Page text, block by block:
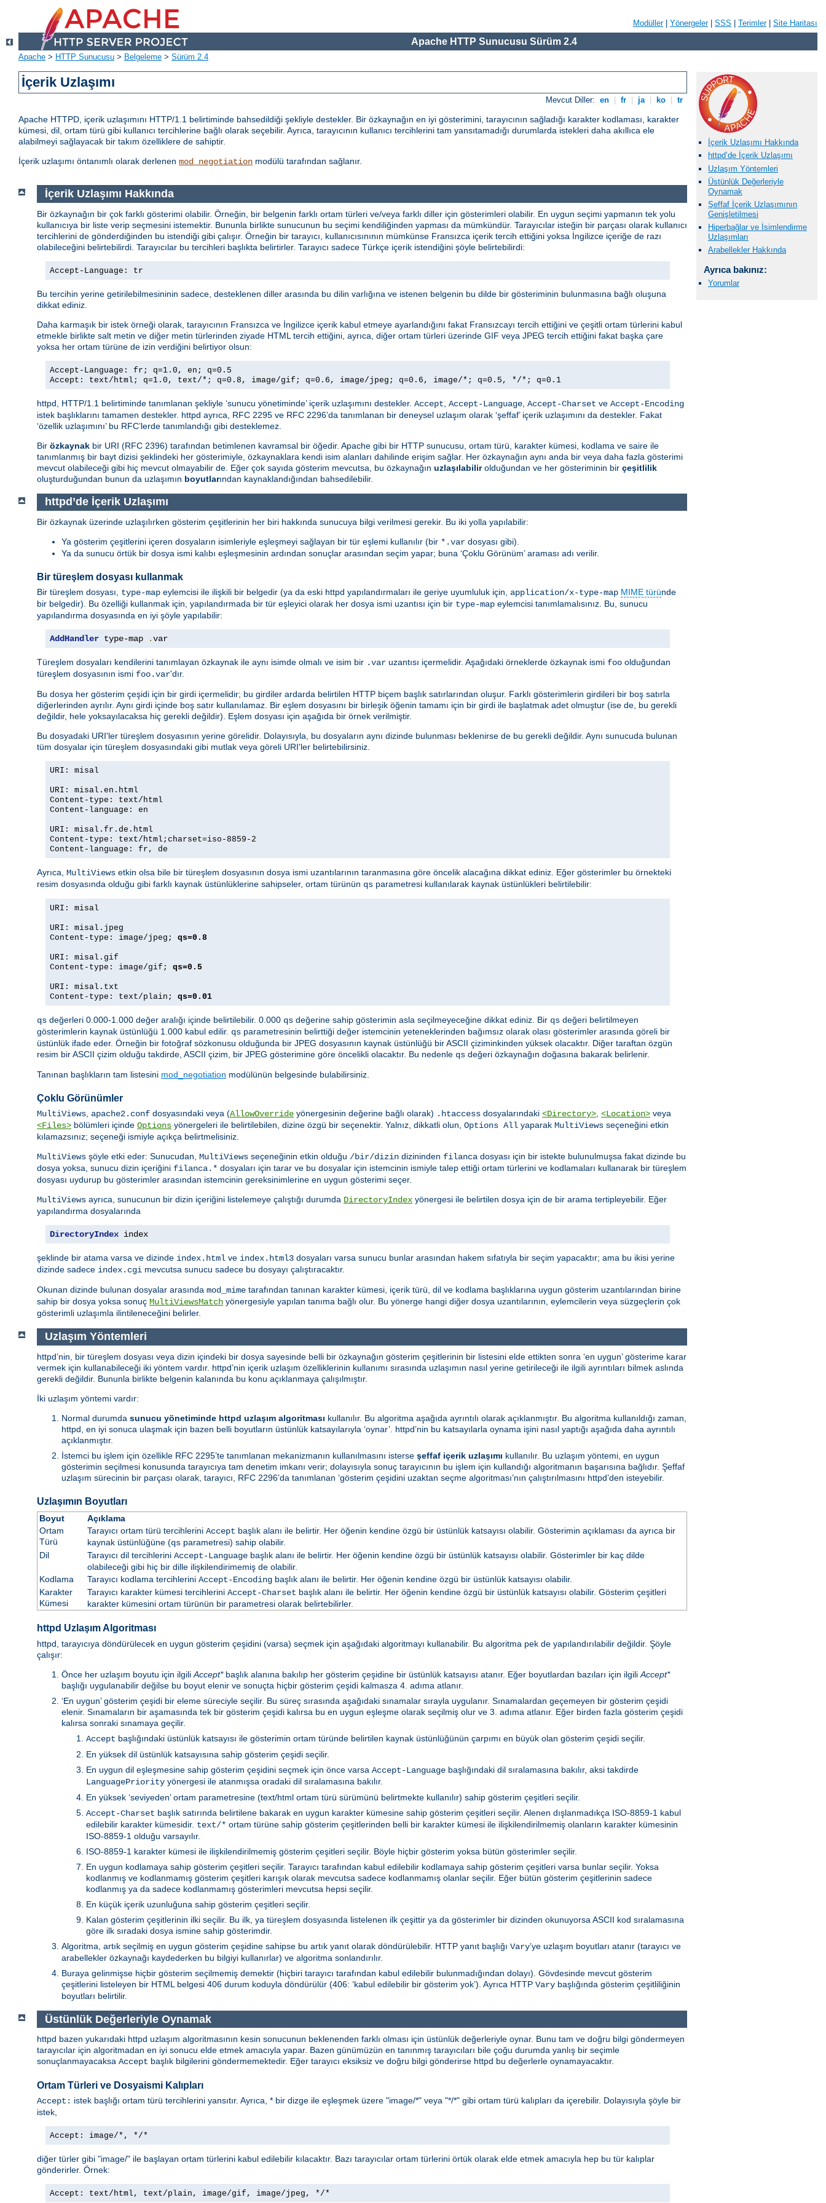
Modüller| Yönergeler| SSS Terimler| Site Haritası
Apache HTTP Sunucusu Sürüm 2.4
Apache > HTTP Sunucusu > Belgeleme > Sürüm 2.4
İçerik Uzlaşımı
Mevcut Diller: en fr ja ko tr
Apache HTTPD, içerik uzlaşımını HTTP/1.1 belirtiminde bahsedildiği şekliyle destekler. Bir özkaynağın en iyi gösterimini, tarayıcının sağladığı karakter kodlaması, karakter
kümesi, dil, ortam türü gibi kullanıcı tercihlerine bağlı olarak seçebilir. Ayrıca, tarayıcının kullanıcı tercihlerini tam yansıtamadığı durumlarda istekleri daha akıllıca ele
alabilmeyi sağlayacak bir takım özelliklere de sahiptir.
İçerik uzlaşımı öntanımlı olarak derlenen mod_negotiation modülü tarafından sağlanır.
İçerik Uzlaşımı Hakkında
httpd’de İçerik Uzlaşımı
Uzlaşım Yöntemleri
Üstünlük Değerleriyle
Oynamak
Şeffaf İçerik Uzlaşımının
Genişletilmesi
Hiperbağlar ve İsimlendirme
Uzlaşımları
Arabellekler Hakkında
Ayrıca bakınız:
Yorumlar
İçerik Uzlaşımı Hakkında
Bir özkaynağın bir çok farklı gösterimi olabilir. Örneğin, bir belgenin farklı ortam türleri ve/veya farklı diller için gösterimleri olabilir. En uygun seçimi yapmanın tek yolu
kullanıcıya bir liste verip seçmesini istemektir. Bununla birlikte sunucunun bu seçimi kendiliğinden yapması da mümkündür. Tarayıcılar isteğin bir parçası olarak kullanıcı
tercihlerini de gönderdiğinden bu istendiği gibi çalışır. Örneğin bir tarayıcı, kullanıcısınının mümkünse Fransızca içerik tercih ettiğini yoksa İngilizce içeriğe de razı
olabileceğini belirtebilirdi. Tarayıcılar bu tercihleri başlıkta belirtirler. Tarayıcı sadece Türkçe içerik istendiğini şöyle belirtebilirdi:
Accept-Language: tr
Bu tercihin yerine getirilebilmesininin sadece, desteklenen diller arasında bu dilin varlığına ve istenen belgenin bu dilde bir gösteriminin bulunmasına bağlı oluşuna
dikkat ediniz.
Daha karmaşık bir istek örneği olarak, tarayıcının Fransızca ve İngilizce içerik kabul etmeye ayarlandığını fakat Fransızcayı tercih ettiğini ve çeşitli ortam türlerini kabul
etmekle birlikte salt metin ve diğer metin türlerinden ziyade HTML tercih ettiğini, ayrıca, diğer ortam türleri üzerinde GIF veya JPEG tercih ettiğini fakat başka çare
yoksa her ortam türüne de izin verdiğini belirtiyor olsun:
Accept-Language: fr; q=1.0, en; q=0.5
Accept: text/html; q=1.0, text/*; q=0.8, image/gif; q=0.6, image/jpeg; q=0.6, image/*; q=0.5, */*; q=0.1
httpd, HTTP/1.1 belirtiminde tanımlanan şekliyle ‘sunucu yönetiminde’ içerik uzlaşımını destekler. Accept Accept-Language Accept-Charset ve Accept-Encoding
istek başlıklarını tamamen destekler. httpd ayrıca, RFC 2295 ve RFC 2296’da tanımlanan bir deneysel uzlaşım olarak ‘şeffaf’ içerik uzlaşımını da destekler. Fakat
‘özellik uzlaşımını’ bu RFC’lerde tanımlandığı gibi desteklemez.
Bir özkaynak bir URI (RFC 2396) tarafından betimlenen kavramsal bir öğedir. Apache gibi bir HTTP sunucusu, ortam türü, karakter kümesi, kodlama ve saire ile
tanımlanmış bir bayt dizisi şeklindeki her gösterimiyle, özkaynaklara kendi isim alanları dahilinde erişim sağlar. Her özkaynağın aynı anda bir veya daha fazla gösterimi
mevcut olabileceği gibi hiç mevcut olmayabilir de. Eğer çok sayıda gösterim mevcutsa, bu özkaynağın uzlaşılabilirolduğundan ve her gösteriminin bir çeşitlilik
oluşturduğundan bunun da uzlaşımın boyutlarından kaynaklandığından bahsedilebilir.
httpd’de İçerik Uzlaşımı
Bir özkaynak üzerinde uzlaşılırken gösterim çeşitlerinin her biri hakkında sunucuya bilgi verilmesi gerekir. Bu iki yolla yapılabilir:
Ya gösterim çeşitlerini içeren dosyaların isimleriyle eşleşmeyi sağlayan bir tür eşlemi kullanılır (bir *.var dosyası gibi).
Ya da sunucu örtük bir dosya ismi kalıbı eşleşmesinin ardından sonuçlar arasından seçim yapar; buna ‘Çoklu Görünüm’ araması adı verilir.
Bir türeşlem dosyası kullanmak
Bir türeşlem dosyası, type-map eylemcisi ile ilişkili bir belgedir (ya da eski httpd yapılandırmaları ile geriye uyumluluk için, application/x-type-map MIME türünde
bir belgedir). Bu özelliği kullanmak için, yapılandırmada bir tür eşleyici olarak her dosya ismi uzantısı için bir type-map eylemcisi tanımlamalısınız. Bu, sunucu
yapılandırma dosyasında en iyi şöyle yapılabilir:
AddHandler type-map .var
Türeşlem dosyaları kendilerini tanımlayan özkaynak ile aynı isimde olmalı ve isim bir .var uzantısı içermelidir. Aşağıdaki örneklerde özkaynak ismi foo olduğundan
türeşlem dosyasının ismi foo.var'dır.
Bu dosya her gösterim çeşidi için bir girdi içermelidir; bu girdiler ardarda belirtilen HTTP biçem başlık satırlarından oluşur. Farklı gösterimlerin girdileri bir boş satırla
diğerlerinden ayrılır. Aynı girdi içinde boş satır kullanılamaz. Bir eşlem dosyasını bir birleşik öğenin tamamı için bir girdi ile başlatmak adet olmuştur (ise de, bu gerekli
değildir, hele yoksayılacaksa hiç gerekli değildir). Eşlem dosyası için aşağıda bir örnek verilmiştir.
Bu dosyadaki URI'ler türeşlem dosyasının yerine görelidir. Dolayısıyla, bu dosyaların aynı dizinde bulunması beklenirse de bu gerekli değildir. Aynı sunucuda bulunan
tüm dosyalar için türeşlem dosyasındaki gibi mutlak veya göreli URI'ler belirtebilirsiniz.
URI: misal
URI: misal.en.html
Content-type: text/html
Content-language: en
URI: misal.fr.de.html
Content-type: text/html;charset=iso-8859-2
Content-language: fr, de
Ayrıca, MultiViews etkin olsa bile bir türeşlem dosyasının dosya ismi uzantılarının taranmasına göre öncelik alacağına dikkat ediniz. Eğer gösterimler bu örnekteki
resim dosyasında olduğu gibi farklı kaynak üstünlüklerine sahipseler, ortam türünün qs parametresi kullanılarak kaynak üstünlükleri belirtilebilir:
URI: misal
URI: misal.jpeg
Content-type: image/jpeg; qs=0.8
URI: misal.gif
Content-type: image/gif; qs=0.5
URI: misal.txt
Content-type: text/plain; qs=0.01
qs değerleri 0.000-1.000 değer aralığı içinde belirtilebilir. 0.000 qs değerine sahip gösterimin asla seçilmeyeceğine dikkat ediniz. Bir qs değeri belirtilmeyen
gösterimlerin kaynak üstünlüğü 1.000 kabul edilir. qs parametresinin belirttiği değer istemcinin yeteneklerinden bağımsız olarak olası gösterimler arasında göreli bir
üstünlük ifade eder. Örneğin bir fotoğraf sözkonusu olduğunda bir JPEG dosyasının kaynak üstünlüğü bir ASCII çiziminkinden yüksek olacaktır. Diğer taraftan özgün
resim bir ASCII çizim olduğu takdirde, ASCII çizim, bir JPEG gösterimine göre öncelikli olacaktır. Bu nedenle qs değeri özkaynağın doğasına bakarak belirlenir.
Tanınan başlıkların tam listesini mod_negotiation modülünün belgesinde bulabilirsiniz.
Çoklu Görünümler
MultiViews, apache2.conf dosyasındaki veya (AllowOverride yönergesinin değerine bağlı olarak) .htaccess dosyalarındaki <Directory>, <Location> veya
<Files> bölümleri içinde Options yönergeleri ile belirtilebilen, dizine özgü bir seçenektir. Yalnız, dikkatli olun, Options All yaparak MultiViews seçeneğini etkin
kılamazsınız; seçeneği ismiyle açıkça belirtmelisiniz.
MultiViews şöyle etki eder: Sunucudan, MultiViews seçeneğinin etkin olduğu /bir/dizin dizininden filanca dosyası için bir istekte bulunulmuşsa fakat dizinde bu
dosya yoksa, sunucu dizin içeriğini filanca.* dosyaları için tarar ve bu dosyalar için istemcinin ismiyle talep ettiği ortam türlerini ve kodlamaları kullanarak bir türeşlem
dosyası uydurup bu gösterimler arasından istemcinin gereksinimlerine en uygun gösterimi seçer.
MultiViews ayrıca, sunucunun bir dizin içeriğini listelemeye çalıştığı durumda DirectoryIndex yönergesi ile belirtilen dosya için de bir arama tertipleyebilir. Eğer
yapılandırma dosyalarında
DirectoryIndex index
şeklinde bir atama varsa ve dizinde index.html ve index.html3 dosyaları varsa sunucu bunlar arasından hakem sıfatıyla bir seçim yapacaktır; ama bu ikisi yerine
dizinde sadece index.cgi mevcutsa sunucu sadece bu dosyayı çalıştıracaktır.
Okunan dizinde bulunan dosyalar arasında mod_mime tarafından tanınan karakter kümesi, içerik türü, dil ve kodlama başlıklarına uygun gösterim uzantılarından birine
sahip bir dosya yoksa sonuç MultiViewsMatch yönergesiyle yapılan tanıma bağlı olur. Bu yönerge hangi diğer dosya uzantılarının, eylemcilerin veya süzgeçlerin çok
gösterimli uzlaşımla ilintileneceğini belirler.
Uzlaşım Yöntemleri
httpd’nin, bir türeşlem dosyası veya dizin içindeki bir dosya sayesinde belli bir özkaynağın gösterim çeşitlerinin bir listesini elde ettikten sonra ‘en uygun’ gösterime karar
vermek için kullanabileceği iki yöntem vardır. httpd’nin içerik uzlaşım özelliklerinin kullanımı sırasında uzlaşımın nasıl yerine getirileceği ile ilgili ayrıntıları bilmek aslında
gerekli değildir. Bununla birlikte belgenin kalanında bu konu açıklanmaya çalışılmıştır.
İki uzlaşım yöntemi vardır:
Normal durumda sunucu yönetiminde httpd uzlaşım algoritması kullanılır. Bu algoritma aşağıda ayrıntılı olarak açıklanmıştır. Bu algoritma kullanıldığı zaman,
httpd, en iyi sonuca ulaşmak için bazen belli boyutların üstünlük katsayılarıyla ‘oynar’. httpd’nin bu katsayılarla oynama işini nasıl yaptığı aşağıda daha ayrıntılı
açıklanmıştır.
İstemci bu işlem için özellikle RFC 2295’te tanımlanan mekanizmanın kullanılmasını isterse şeffaf içerik uzlaşımı kullanılır. Bu uzlaşım yöntemi, en uygun
gösterimin seçilmesi konusunda tarayıcıya tam denetim imkanı verir; dolayısıyla sonuç tarayıcının bu işlem için kullandığı algoritmanın başarısına bağlıdır. Şeffaf
uzlaşım sürecinin bir parçası olarak, tarayıcı, RFC 2296’da tanımlanan ‘gösterim çeşidini uzaktan seçme algoritması’nın çalıştırılmasını httpd’den isteyebilir.
Uzlaşımın Boyutları
Boyut
Açıklama
Ortam
Türü
Tarayıcı ortam türü tercihlerini Accept başlık alanı ile belirtir. Her öğenin kendine özgü bir üstünlük katsayısı olabilir. Gösterimin açıklaması da ayrıca bir
kaynak üstünlüğüne (qsparametresi) sahip olabilir.
Dil
Tarayıcı dil tercihlerini Accept-Languagebaşlık alanı ile belirtir. Her öğenin kendine özgü bir üstünlük katsayısı olabilir. Gösterimler bir kaç dilde
olabileceği gibi hiç bir dille ilişkilendirimemiş de olabilir.
Kodlama
Tarayıcı kodlama tercihlerini Accept-Encodingbaşlık alanı ile belirtir. Her öğenin kendine özgü bir üstünlük katsayısı olabilir.
Karakter
Kümesi
Tarayıcı karakter kümesi tercihlerini Accept-Charset başlık alanı ile belirtir. Her öğenin kendine özgü bir üstünlük katsayısı olabilir. Gösterim çeşitleri
karakter kümesini ortam türünün bir parametresi olarak belirtebilirler.
httpd Uzlaşım Algoritması
httpd, tarayıcıya döndürülecek en uygun gösterim çeşidini (varsa) seçmek için aşağıdaki algoritmayı kullanabilir. Bu algoritma pek de yapılandırılabilir değildir. Şöyle
çalışır:
Önce her uzlaşım boyutu için ilgili Accept*başlık alanına bakılıp her gösterim çeşidine bir üstünlük katsayısı atanır. Eğer boyutlardan bazıları için ilgili Accept*
başlığı uygulanabilir değilse bu boyut elenir ve sonuçta hiçbir gösterim çeşidi kalmasza 4. adıma atlanır.
‘En uygun’ gösterim çeşidi bir eleme süreciyle seçilir. Bu süreç sırasında aşağıdaki sınamalar sırayla uygulanır. Sınamalardan geçemeyen bir gösterim çeşidi
elenir. Sınamaların bir aşamasında tek bir gösterim çeşidi kalırsa bu en uygun eşleşme olarak seçilmiş olur ve 3. adıma atlanır. Eğer birden fazla gösterim çeşidi
kalırsa sonraki sınamaya geçilir.
Accept başlığındaki üstünlük katsayısı ile gösterimin ortam türünde belirtilen kaynak üstünlüğünün çarpımı en büyük olan gösterim çeşidi seçilir.
En yüksek dil üstünlük katsayısına sahip gösterim çeşidi seçilir.
En uygun dil eşleşmesine sahip gösterim çeşidini seçmek için önce varsa Accept-Language başlığındaki dil sıralamasına bakılır, aksi takdirde
LanguagePriority yönergesi ile atanmışsa oradaki dil sıralamasına bakılır.
En yüksek ‘seviyeden’ ortam parametresine (text/html ortam türü sürümünü belirtmekte kullanılır) sahip gösterim çeşitleri seçilir.
Accept-Charset başlık satırında belirtilene bakarak en uygun karakter kümesine sahip gösterim çeşitleri seçilir. Alenen dışlanmadıkça ISO-8859-1 kabul
edilebilir karakter kümesidir. text/* ortam türüne sahip gösterim çeşitlerinden belli bir karakter kümesi ile ilişkilendirilmemiş olanların karakter kümesinin
ISO-8859-1 olduğu varsayılır.
ISO-8859-1 karakter kümesi ile ilişkilendirilmemiş gösterim çeşitleri seçilir. Böyle hiçbir gösterim yoksa bütün gösterimler seçilir.
En uygun kodlamaya sahip gösterim çeşitleri seçilir. Tarayıcı tarafından kabul edilebilir kodlamaya sahip gösterim çeşitleri varsa bunlar seçilir. Yoksa
kodlanmış ve kodlanmamış gösterim çeşitleri karışık olarak mevcutsa sadece kodlanmamış olanlar seçilir. Eğer bütün gösterim çeşitlerinin sadece
kodlanmış ya da sadece kodlanmamış gösterimleri mevcutsa hepsi seçilir.
En küçük içerik uzunluğuna sahip gösterim çeşitleri seçilir.
Kalan gösterim çeşitlerinin ilki seçilir. Bu ilk, ya türeşlem dosyasında listelenen ilk çeşittir ya da gösterimler bir dizinden okunuyorsa ASCII kod sıralamasına
göre ilk sıradaki dosya ismine sahip gösterimdir.
Algoritma, artık seçilmiş en uygun gösterim çeşidine sahipse bu artık yanıt olarak döndürülebilir. HTTP yanıt başlığı Vary’ye uzlaşım boyutları atanır (tarayıcı ve
arabellekler özkaynağı kaydederken bu bilgiyi kullanırlar) ve algoritma sonlandırılır.
Buraya gelinmişse hiçbir gösterim seçilmemiş demektir (hiçbiri tarayıcı tarafından kabul edilebilir bulunmadığından dolayı). Gövdesinde mevcut gösterim
çeşitlerini listeleyen bir HTML belgesi 406 durum koduyla döndürülür (406: ‘kabul edilebilir bir gösterim yok’). Ayrıca HTTP Vary başlığında gösterim çeşitliliğinin
boyutları belirtilir.
Üstünlük Değerleriyle Oynamak
httpd bazen yukarıdaki httpd uzlaşım algoritmasının kesin sonucunun beklenenden farklı olması için üstünlük değerleriyle oynar. Bunu tam ve doğru bilgi göndermeyen
tarayıcılar için algoritmadan en iyi sonucu elde etmek amacıyla yapar. Bazen günümüzün en tanınmış tarayıcıları bile çoğu durumda yanlış bir seçimle
sonuçlanmayacaksa Accept başlık bilgilerini göndermemektedir. Eğer tarayıcı eksiksiz ve doğru bilgi gönderirse httpd bu değerlerle oynamayacaktır.
Ortam Türleri ve Dosyaismi Kalıpları
Accept: istek başlığı ortam türü tercihlerini yansıtır. Ayrıca, * bir dizge ile eşleşmek üzere "image/*" veya "*/*" gibi ortam türü kalıpları da içerebilir. Dolayısıyla şöyle bir
istek,
Accept: image/*, */*
diğer türler gibi "image/" ile başlayan ortam türlerini kabul edilebilir kılacaktır. Bazı tarayıcılar ortam türlerini örtük olarak elde etmek amacıyla hep bu tür kalıplar
gönderirler. Örnek:
Accept: text/html, text/plain, image/gif, image/jpeg, */*